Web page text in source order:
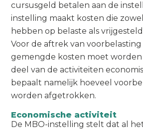
cursusgeld betalen aan de
instelling maakt kosten die
hebben op belaste als
Voor de aftrek van
gemengde kosten moet
deel van de activiteiten
bepaalt namelijk hoeveel
worden afgetrokken.
Economische activiteit
De MBO-instelling stelt dat al